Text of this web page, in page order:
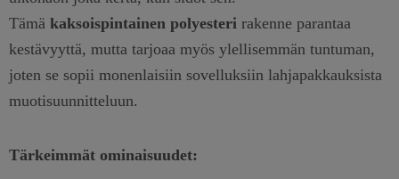
Tämä kaksoispintainen polyesteri rakenne parantaa
kestävyyttä, mutta tarjoaa myös ylellisemmän tuntuman,
joten se sopii monenlaisiin sovelluksiin lahjapakkauksista
muotisuunnitteluun.
Tärkeimmät ominaisuudet: